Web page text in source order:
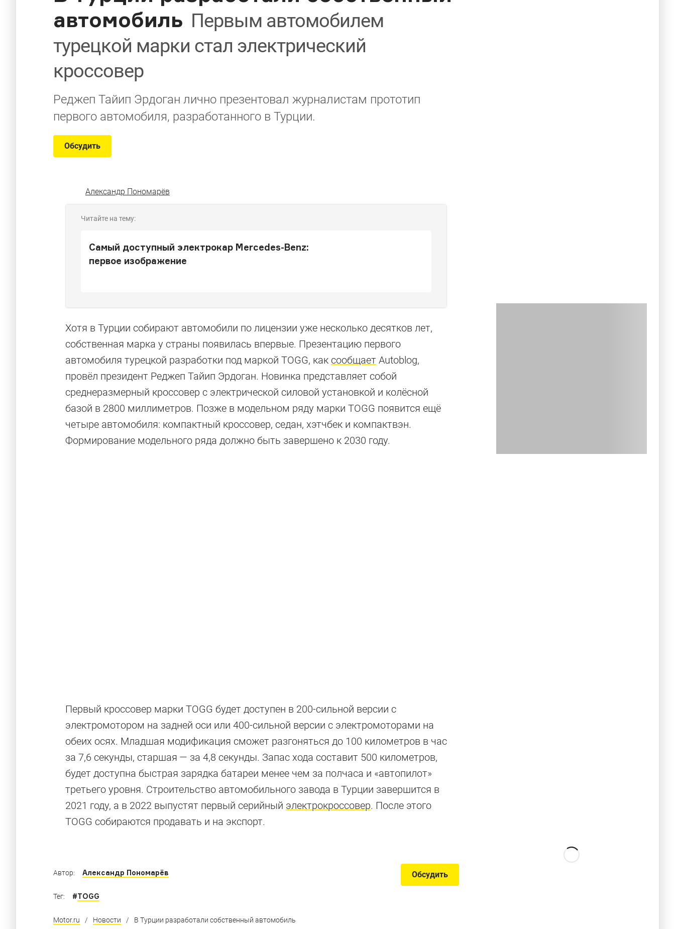
автомобиль Первым автомобилем
турецкой марки стал электрический
кроссовер
Реджеп Тайип Эрдоган лично презентовал журналистам прототип
первого автомобиля, разработанного в Турции.
Обсудить
Александр Пономарёв
Читайте на тему:
Самый доступный электрокар Mercedes-Benz:
первое изображение
Хотя в Турции собирают автомобили по лицензии уже несколько десятков лет,
собственная марка у страны появилась впервые. Презентацию первого
автомобиля турецкой разработки под маркой TOGG, как сообщает Autoblog,
провёл президент Реджеп Тайип Эрдоган. Новинка представляет собой
среднеразмерный кроссовер с электрической силовой установкой и колёсной
базой в 2800 миллиметров. Позже в модельном ряду марки TOGG появится ещё
четыре автомобиля: компактный кроссовер, седан, хэтчбек и компактвэн.
Формирование модельного ряда должно быть завершено к 2030 году.
Первый кроссовер марки TOGG будет доступен в 200-сильной версии с
электромотором на задней оси или 400-сильной версии с электромоторами на
обеих осях. Младшая модификация сможет разгоняться до 100 километров в час
за 7,6 секунды, старшая — за 4,8 секунды. Запас хода составит 500 километров,
будет доступна быстрая зарядка батареи менее чем за полчаса и «автопилот»
третьего уровня. Строительство автомобильного завода в Турции завершится в
2021 году, а в 2022 выпустят первый серийный электрокроссовер. После этого
TOGG собираются продавать и на экспорт.
Отвезу за 500
Электрические автомобили с самым большим запасом хода
Обсудить
Автор: Александр Пономарёв
Тег: #TOGG
Motor.ru / Новости / В Турции разработали собственный автомобиль